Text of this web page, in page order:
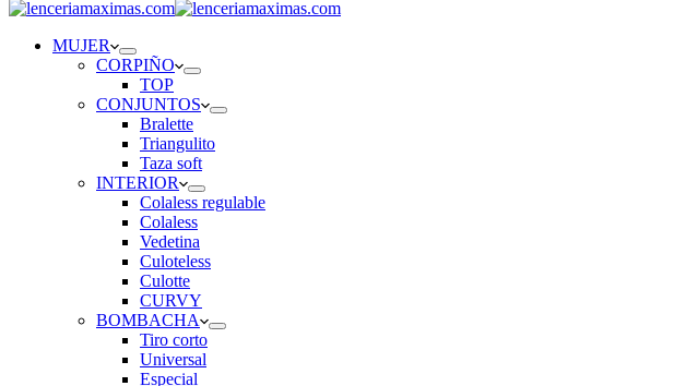
MUJER
CORPIÑO
TOP
CONJUNTOS
Bralette
Triangulito
Taza soft
INTERIOR
Colaless regulable
Colaless
Vedetina
Culoteless
Culotte
CURVY
BOMBACHA
Tiro corto
Universal
Especial